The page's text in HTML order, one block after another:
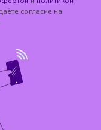
согласие на